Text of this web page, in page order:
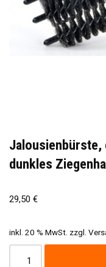
dunkles
29,50 €
inkl. 20 % MwSt. zzgl.